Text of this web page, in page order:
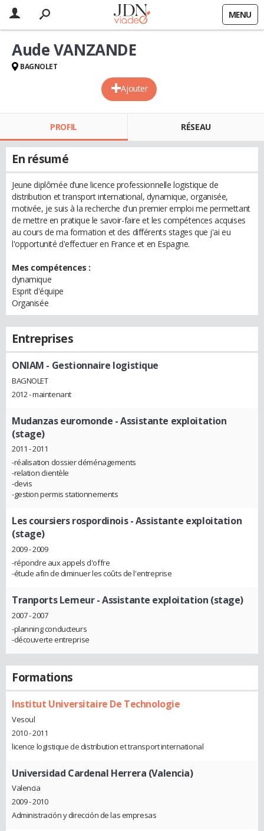
MENU
Ajouter
Aude VANZANDE
BAGNOLET
PROFIL RÉSEAU
En résumé
Jeune diplômée d’une licence professionnelle logistique de
distribution et transport international, dynamique, organisée,
motivée, je suis à la recherche d'un premier emploi me permettant
de mettre en pratique le savoir-faire et les compétences acquises
au cours de ma formation et des différents stages que j'ai eu
l'opportunité d'effectuer en France et en Espagne.
Mes compétences :
dynamique
Esprit d'équipe
Organisée
Entreprises
ONIAM - Gestionnaire logistique
BAGNOLET
2012 - maintenant
Mudanzas euromonde - Assistante exploitation
(stage)
2011 - 2011
-réalisation dossier déménagements
-relation clientèle
-devis
-gestion permis stationnements
Les coursiers rospordinois- Assistante exploitation
(stage)
2009 - 2009
-répondre aux appels d'offre
-étude afin de diminuer les coûts de l'entreprise
Tranports Lemeur- Assistante exploitation (stage)
2007 - 2007
-planning conducteurs
-découverte entreprise
Formations
Institut Universitaire De Technologie
Vesoul
2010 - 2011
licence logistique de distribution et transport international
Universidad Cardenal Herrera (Valencia)
Valencia
2009 - 2010
Administración y dirección de las empresas